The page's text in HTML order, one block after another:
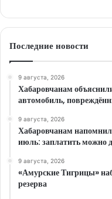
Последние новости
9 августа, 2026
Хабаровчанам
автомобиль,
9 августа, 2026
Хабаровчанам
июль: заплатить можно
9 августа, 2026
«Амурские Тигрицы»
резерва